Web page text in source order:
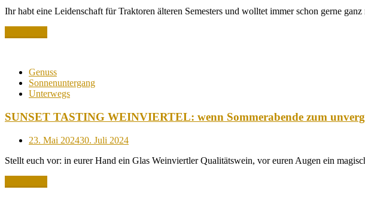
Ihr habt eine Leidenschaft für Traktoren älteren Semesters und wolltet immer schon gerne
Genuss
Sonnenuntergang
Unterwegs
SUNSET TASTING WEINVIERTEL: wenn Sommerabende zum
Posted
23. Mai 202430. Juli 2024
Stellt euch vor: in eurer Hand ein Glas Weinviertler Qualitätswein, vor euren Augen ein